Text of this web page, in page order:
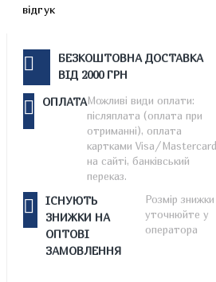
відгук
БЕЗКОШТОВНА ДОСТАВКА
ВІД 2000 ГРН
ОПЛАТАМожливі види оплати:
післяплата (оплата при
отриманні), оплата
картками Visa/Mastercard
на сайті, банківський
переказ.
ІСНУЮТЬ
ЗНИЖКИ НА
ОПТОВІ
ЗАМОВЛЕННЯ
Розмір знижки
уточнюйте у
оператора